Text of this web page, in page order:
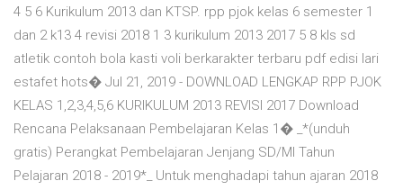
4 5 6 Kurikulum 2013 dan KTSP. rpp pjok kelas 6 semester 1
dan 2 k13 4 revisi 2018 1 3 kurikulum 2013 2017 5 8 kls sd
atletik contoh bola kasti voli berkarakter terbaru pdf edisi lari
estafet hots� Jul 21, 2019 - DOWNLOAD LENGKAP RPP PJOK
KELAS 1,2,3,4,5,6 KURIKULUM 2013 REVISI 2017 Download
Rencana Pelaksanaan Pembelajaran Kelas 1� _*(unduh
gratis) Perangkat Pembelajaran Jenjang SD/MI Tahun
Pelajaran 2018 - 2019*_ Untuk menghadapi tahun ajaran 2018